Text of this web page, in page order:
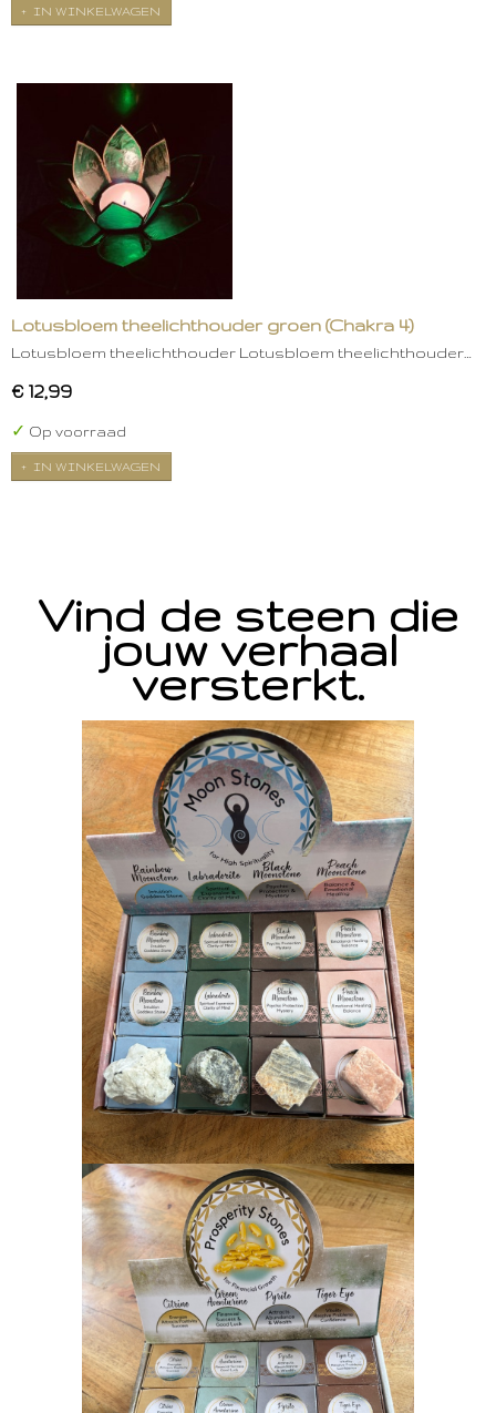
IN WINKELWAGEN
Lotusbloem theelichthouder groen (Chakra 4)
Lotusbloem theelichthouder Lotusbloem theelichthouder…
€ 12,99
✓ Op voorraad
IN WINKELWAGEN
Vind de steen die
jouw verhaal
versterkt.